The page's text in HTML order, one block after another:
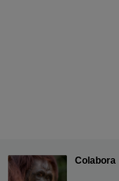
Colabora